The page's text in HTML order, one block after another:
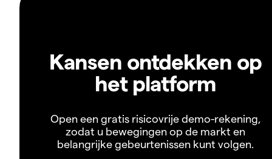
Kansen ontdekken op
het platform
Open een gratis risicovrije demo-rekening,
zodat u bewegingen op de markt en
belangrijke gebeurtenissen kunt volgen.